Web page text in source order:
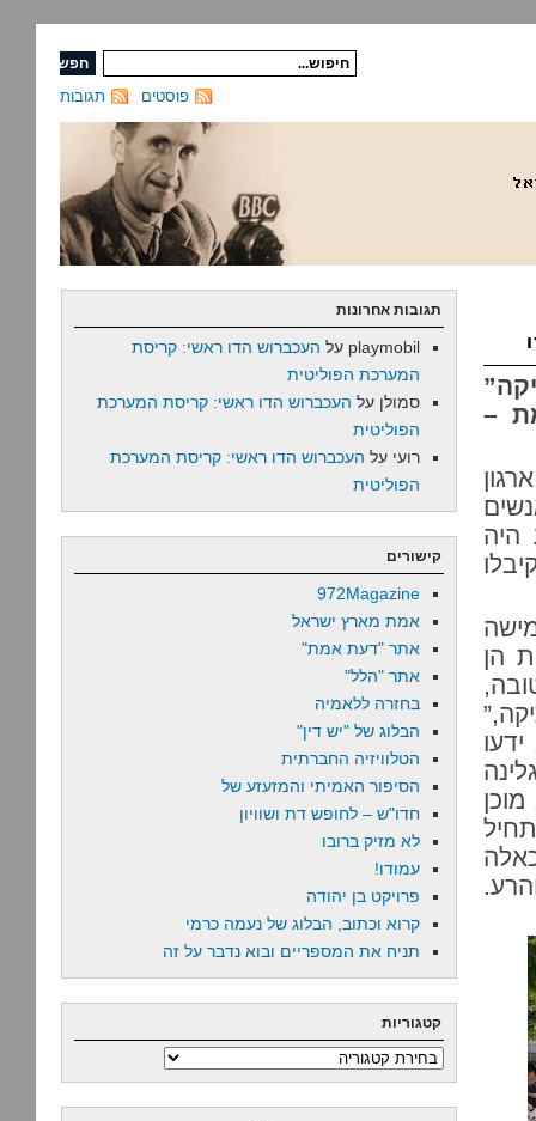
תגובות פוסטים
–
הקריאו כ-300 אנשים
היה
הן
תגובות אחרונות
playmobil על העכברוש הדו ראשי: קריסת
המערכת הפוליטית
סמולן על העכברוש הדו ראשי: קריסת המערכת
הפוליטית
רועי על העכברוש הדו ראשי: קריסת המערכת
הפוליטית
קישורים
972Magazine
אמת מארץ ישראל
אתר "דעת אמת"
אתר "הלל"
בחזרה ללאמיה
הבלוג של "יש דין"
הטלוויזיה החברתית
הסיפור האמיתי והמזעזע של
חדו"ש – לחופש דת ושוויון
לא מזיק ברובו
עמודו!
פרויקט בן יהודה
קרוא וכתוב, הבלוג של נעמה כרמי
תניח את המספריים ובוא נדבר על זה
קטגוריות
קטגוריות